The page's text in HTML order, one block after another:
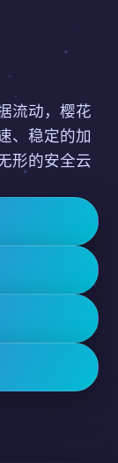
流动，樱花
、稳定的加
形的安全云